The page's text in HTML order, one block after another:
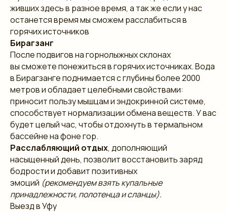
живших здесь в разное время, а так же если у нас
останется время мы сможем расслабиться в
горячих источников
Бирагзанг
После подвигов на горнолыжных склонах
вы сможете понежиться в горячих источниках. Вода
в Бирагзанге поднимается с глубины более 2000
метров и обладает целебными свойствами:
приносит пользу мышцам и эндокринной системе,
способствует нормализации обмена веществ. У вас
будет целый час, чтобы отдохнуть в термальном
бассейне на фоне гор.
Расслабляющий отдых, дополняющий
насыщенный день, позволит восстановить заряд
бодрости и добавит позитивных
эмоций (рекомендуем взять купальные
принадлежности, полотенца и сланцы).
Выезд в Уфу